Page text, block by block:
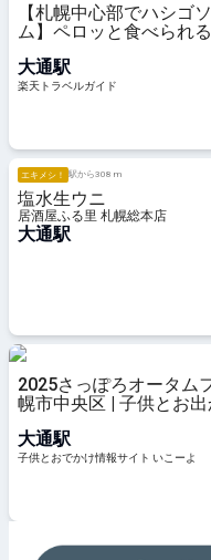
【札幌中心部でハシゴ
ム】ペロッと食べられ
ク」ソフトも！ 【楽天
大通駅
楽天トラベルガイド
エキメシ！ 駅から308 m
塩水生ウニ
居酒屋ふる里 札幌総本店
大通駅
2025さっぽろオータム
幌市中央区 | 子供とお
大通駅
子供とおでかけ情報サイト いこーよ